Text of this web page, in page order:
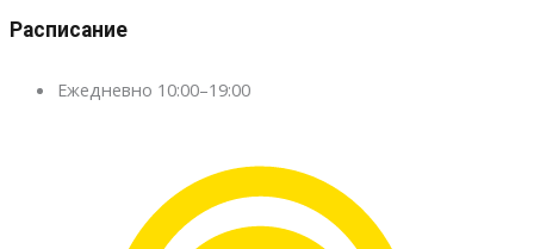
Расписание
Ежедневно 10:00–19:00